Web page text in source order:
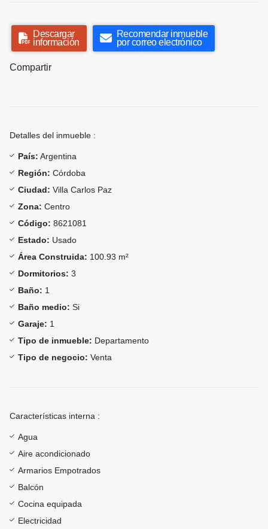
Descargar
información
Recomendar inmueble
por correo electrónico
Compartir
Detalles del inmueble :
País: Argentina
Región: Córdoba
Ciudad: Villa Carlos Paz
Zona: Centro
Código: 8621081
Estado: Usado
Área Construida: 100.93 m²
Dormitorios: 3
Baño: 1
Baño medio: Si
Garaje: 1
Tipo de inmueble: Departamento
Tipo de negocio: Venta
Características interna :
Agua
Aire acondicionado
Armarios Empotrados
Balcón
Cocina equipada
Electricidad